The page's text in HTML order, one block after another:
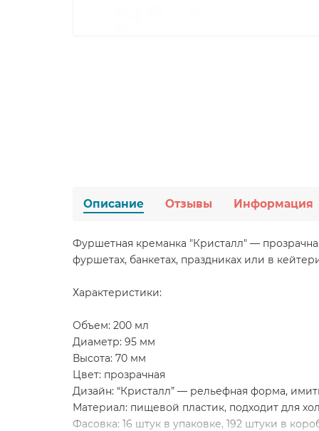
Описание Отзывы Информация
Фуршетная креманка "Кристалл" —
фуршетах, банкетах, праздниках или в
Характеристики:
Объем: 200 мл
Диаметр: 95 мм
Высота: 70 мм
Цвет: прозрачная
Дизайн: “Кристалл” — рельефная форма,
Материал: пищевой пластик, подходит для
Фасовка: 16 штук в упаковке, 192 штуки в